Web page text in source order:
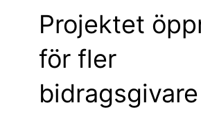
Projektet
för fler
bidragsgivare